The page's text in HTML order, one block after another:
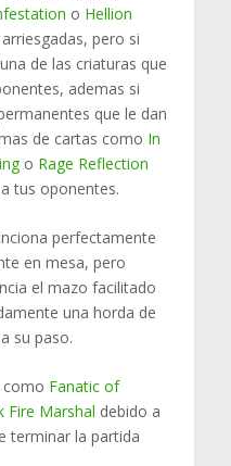
o Hellion
pero si
de las criaturas que
ademas si
que le dan
de cartas como In
o Rage Reflection
tus oponentes.
perfectamente
en mesa, pero
el mazo facilitado
una horda de
su paso.
como Fanatic of
Fire Marshal debido a
terminar la partida